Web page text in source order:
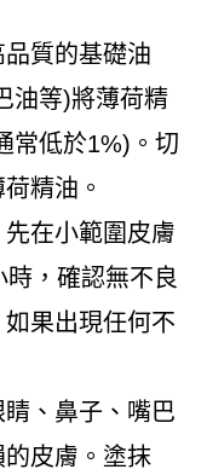
質的基礎油
油等)將薄荷精
常低於1%)。切
精油。
在小範圍皮膚
時，確認無不良
果出現任何不
、鼻子、嘴巴
皮膚。塗抹